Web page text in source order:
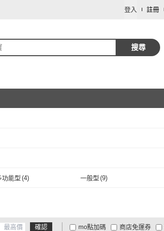
登入 註冊
搜尋
功能型 (4) 一般型 (9)
確認 mo點加碼 商店免運券